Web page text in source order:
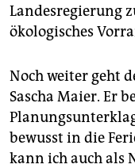
Landesregierung
ökologisches
Noch weiter geht
Sascha Maier. Er
bewusst in die
kann ich auch als